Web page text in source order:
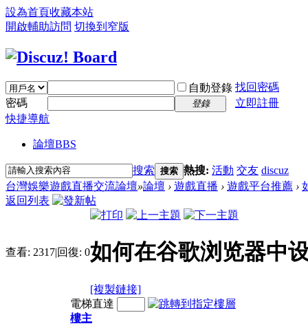
設為首頁收藏本站
開啟輔助訪問 切換到窄版
自動登錄 找回密碼
密碼
登錄
立即註冊
快捷導航
論壇BBS
搜索 搜索 熱搜: 活動 交友 discuz
台灣娛樂遊戲直播交流論壇»論壇 › 遊戲直播 › 遊戲平台推薦 ›
返回列表
查看: 2317|回復: 0如何在谷歌浏览器中
[複製鏈接]
電梯直達
樓主